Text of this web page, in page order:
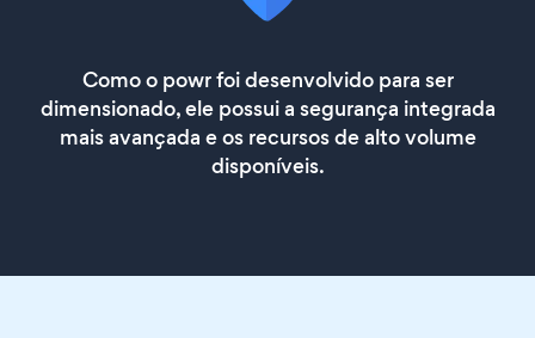
Como o powr foi desenvolvido para ser
dimensionado, ele possui a segurança integrada
mais avançada e os recursos de alto volume
disponíveis.